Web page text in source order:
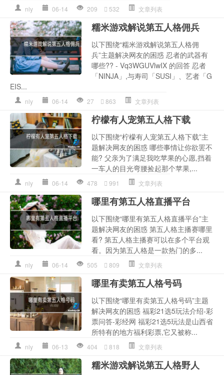
nly 06-14 209 532 文章列表
糯米游戏解说第五人格佣兵
以下围绕“糯米游戏解说第五人格佣
兵”主题解决网友的困惑 忍者的武器有
哪些?? - Vq3WGUVlwIX 的回答 忍者
「NINJA」,与寿司「SUSI」、艺者「G
EIS...
nly 06-14 27 863 文章列表
柠檬有人宠第五人格下载
以下围绕“柠檬有人宠第五人格下载”主
题解决网友的困惑 哪些事情让你欲罢不
能? 父亲为了满足我吃苹果的心愿,挡着
一车人的目光弯腰捡起那个苹果,...
nly 06-14 478 991 文章列表
哪里有第五人格直播平台
以下围绕“哪里有第五人格直播平台”主
题解决网友的困惑 第五人格主播赛哪里
看? 第五人格主播赛可以在多个平台观
看。因为第五人格是一款热门的多...
nly 06-14 505 809 文章列表
哪里有卖第五人格号码
以下围绕“哪里有卖第五人格号码”主题
解决网友的困惑 福彩21选5玩法介绍-彩
票问答-彩经网 福彩21选5玩法是山西省
所特有的地方福利彩票,它又被称...
nly 06-13 404 818 文章列表
糯米游戏解说第五人格野人